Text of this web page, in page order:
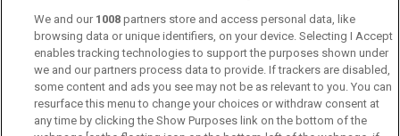
Sportwetten Angebote sind nur für Volljährige verfügbar. Es gelten
immer die AGB auf den jeweiligen Webseiten der Buchmacher.
Wetten kann Spaß, aber auch süchtig machen!
We and our 1008 partners store and access personal data, like
browsing data or unique identifiers, on your device. Selecting I Accept
enables tracking technologies to support the purposes shown under
we and our partners process data to provide. If trackers are disabled,
some content and ads you see may not be as relevant to you. You can
resurface this menu to change your choices or withdraw consent at
any time by clicking the Show Purposes link on the bottom of the